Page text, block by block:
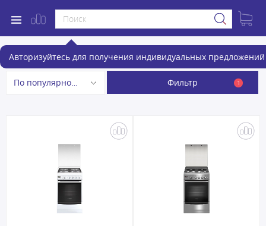
Авторизуйтесь для получения индивидуальных предложений
Газовые плиты
По популярности Фильтр 1